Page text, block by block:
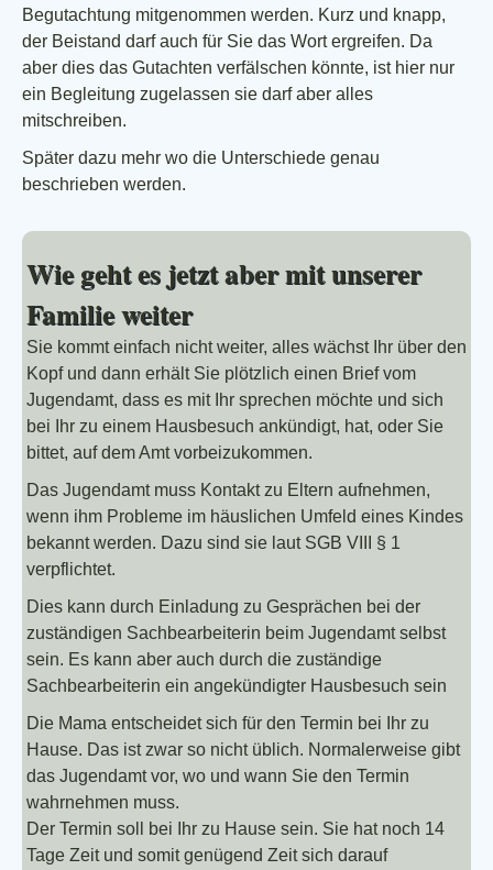
Begutachtung mitgenommen werden. Kurz und knapp,
der Beistand darf auch für Sie das Wort ergreifen. Da
aber dies das Gutachten verfälschen könnte, ist hier nur
ein Begleitung zugelassen sie darf aber alles
mitschreiben.
Später dazu mehr wo die Unterschiede genau
beschrieben werden.
Wie geht es jetzt aber mit unserer
Familie weiter
Sie kommt einfach nicht weiter, alles wächst Ihr über den
Kopf und dann erhält Sie plötzlich einen Brief vom
Jugendamt, dass es mit Ihr sprechen möchte und sich
bei Ihr zu einem Hausbesuch ankündigt, hat, oder Sie
bittet, auf dem Amt vorbeizukommen.
Das Jugendamt muss Kontakt zu Eltern aufnehmen,
wenn ihm Probleme im häuslichen Umfeld eines Kindes
bekannt werden. Dazu sind sie laut SGB VIII § 1
verpflichtet.
Dies kann durch Einladung zu Gesprächen bei der
zuständigen Sachbearbeiterin beim Jugendamt selbst
sein. Es kann aber auch durch die zuständige
Sachbearbeiterin ein angekündigter Hausbesuch sein
Die Mama entscheidet sich für den Termin bei Ihr zu
Hause. Das ist zwar so nicht üblich. Normalerweise gibt
das Jugendamt vor, wo und wann Sie den Termin
wahrnehmen muss.
Der Termin soll bei Ihr zu Hause sein. Sie hat noch 14
Tage Zeit und somit genügend Zeit sich darauf